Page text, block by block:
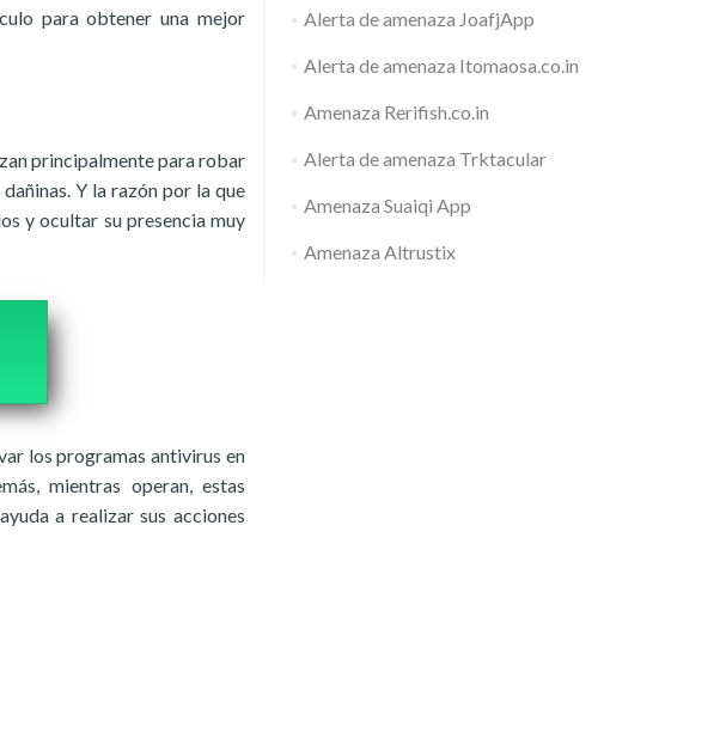
para obtener una mejor
principalmente para robar
Y la razón por la que
y ocultar su presencia muy
los programas antivirus en
mientras operan, estas
a realizar sus acciones
Alerta de amenaza JoafjApp
Alerta de amenaza Itomaosa.co.in
Amenaza Rerifish.co.in
Alerta de amenaza Trktacular
Amenaza Suaiqi App
Amenaza Altrustix